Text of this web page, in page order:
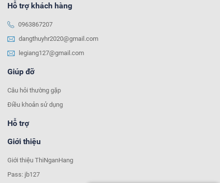
Hỗ trợ khách hàng
0963867207
dangthuyhr2020@gmail.com
legiang127@gmail.com
Giúp đỡ
Câu hỏi thường gặp
Điều khoản sử dụng
Hỗ trợ
Giới thiệu
Giới thiệu ThiNganHang
Pass: jb127